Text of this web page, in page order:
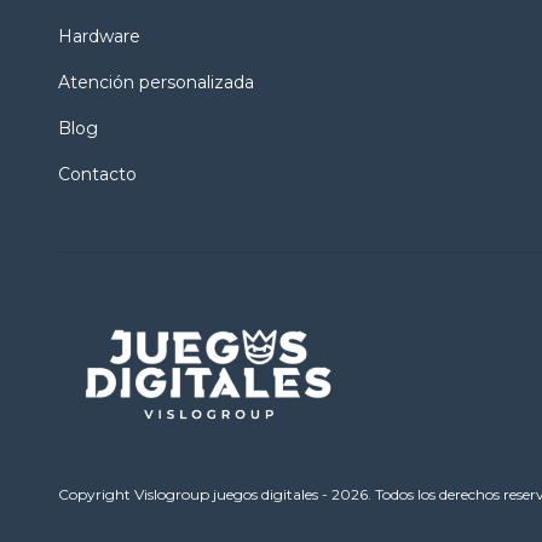
Hardware
Atención personalizada
Blog
Contacto
Copyright Vislogroup juegos digitales - 2026. Todos los derechos